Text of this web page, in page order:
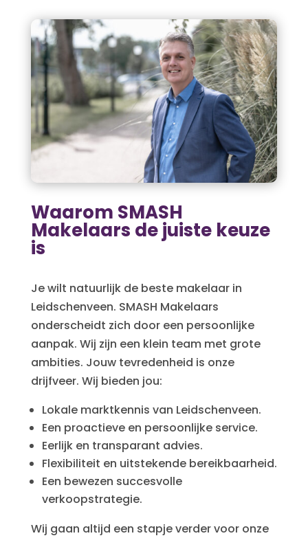
Waarom SMASH
Makelaars de juiste keuze
is
Je wilt natuurlijk de beste makelaar in
Leidschenveen. SMASH Makelaars
onderscheidt zich door een persoonlijke
aanpak. Wij zijn een klein team met grote
ambities. Jouw tevredenheid is onze
drijfveer. Wij bieden jou:
Lokale marktkennis van Leidschenveen.
Een proactieve en persoonlijke service.
Eerlijk en transparant advies.
Flexibiliteit en uitstekende bereikbaarheid.
Een bewezen succesvolle
verkoopstrategie.
Wij gaan altijd een stapje verder voor onze